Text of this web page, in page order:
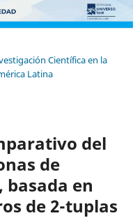
Científica en la
Latina
del
de
en
de 2-tuplas